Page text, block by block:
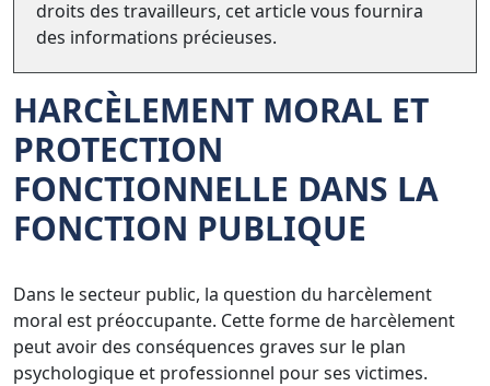
droits des travailleurs, cet article vous fournira
des informations précieuses.
HARCÈLEMENT MORAL ET
PROTECTION
FONCTIONNELLE DANS LA
FONCTION PUBLIQUE
Dans le secteur public, la question du harcèlement
moral est préoccupante. Cette forme de harcèlement
peut avoir des conséquences graves sur le plan
psychologique et professionnel pour ses victimes.